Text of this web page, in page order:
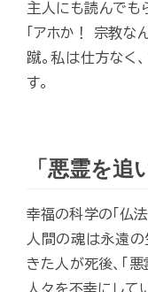
主人にも読んでも
「アホか！ 宗教な
蹴。私は仕方なく
す。
「悪霊を追
幸福の科学の「仏法
人間の魂は永遠の
きた人が死後、「
人々を不幸にして